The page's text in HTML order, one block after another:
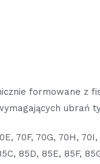
formowane z
ubrań
70F, 70G, 70H,
85D, 85E, 85F,